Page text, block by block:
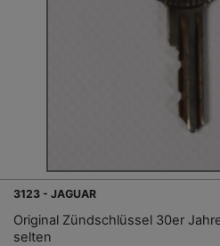
3123 - JAGUAR
Original Zündschlüssel 30er
selten